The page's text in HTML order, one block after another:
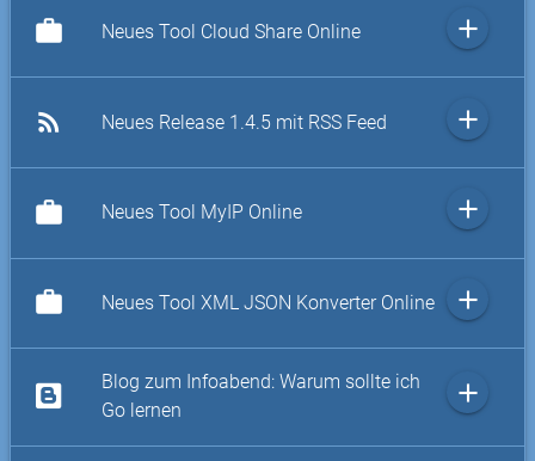
work Neues Tool Cloud Share Online add
rss_feed Neues Release 1.4.5 mit RSS Feed add
work Neues Tool MyIP Online add
work Neues Tool XML JSON Konverter Online add
Blog zum Infoabend: Warum sollte ich
Go lernen
add